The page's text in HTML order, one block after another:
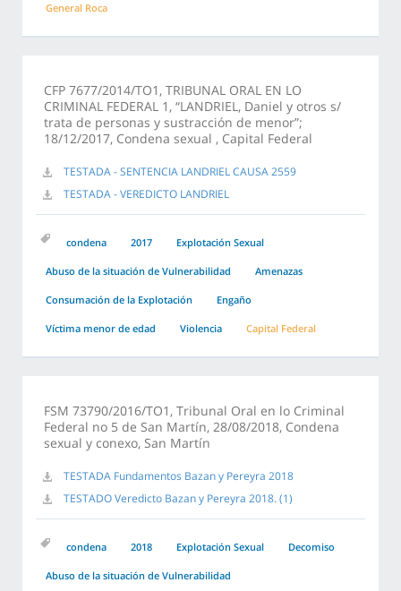
General Roca
CFP 7677/2014/TO1, TRIBUNAL ORAL EN LO
CRIMINAL FEDERAL 1, “LANDRIEL, Daniel y otros s/
trata de personas y sustracción de menor”;
18/12/2017, Condena sexual , Capital Federal
TESTADA - SENTENCIA LANDRIEL CAUSA 2559
TESTADA - VEREDICTO LANDRIEL
condena 2017 Explotación Sexual
Abuso de la situación de Vulnerabilidad Amenazas
Consumación de la Explotación Engaño
Víctima menor de edad Violencia Capital Federal
FSM 73790/2016/TO1, Tribunal Oral en lo Criminal
Federal no 5 de San Martín, 28/08/2018, Condena
sexual y conexo, San Martín
TESTADA Fundamentos Bazan y Pereyra 2018
TESTADO Veredicto Bazan y Pereyra 2018. (1)
condena 2018 Explotación Sexual Decomiso
Abuso de la situación de Vulnerabilidad